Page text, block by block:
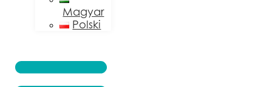
Magyar
Polski